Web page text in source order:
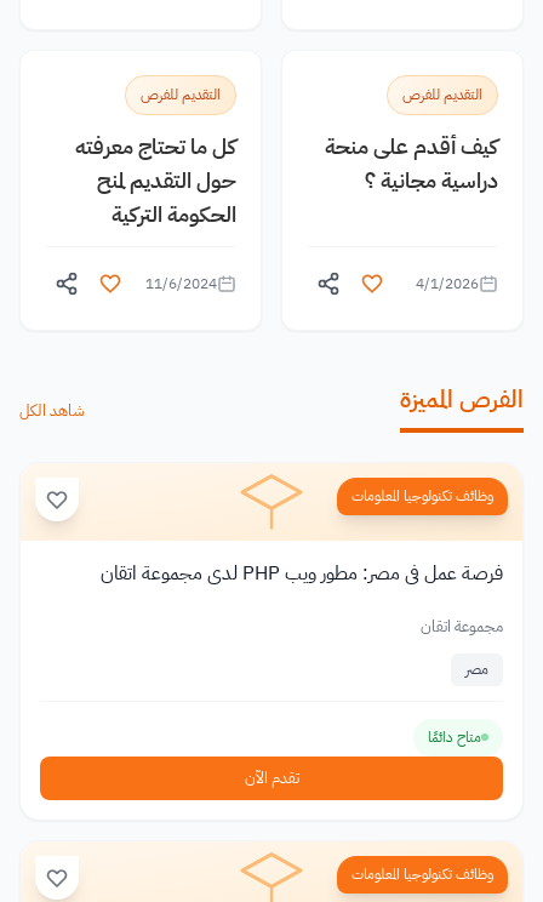
التقديم للفرص
كيف أقدم على منحة
دراسية مجانية ؟
4/1/2026
التقديم للفرص
كل ما تحتاج معرفته
حول التقديم لمنح
الحكومة التركية
11/6/2024
الفرص المميزة شاهد الكل
وظائف تكنولوجيا المعلومات
فرصة عمل في مصر: مطور ويب PHP لدى مجموعة اتقان
مجموعة اتقان
مصر
متاح دائمًا
تقدم الآن
وظائف تكنولوجيا المعلومات